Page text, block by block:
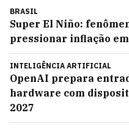
BRASIL
Super El Niño:
pressionar inflação em
INTELIGÊNCIA ARTIFICIAL
OpenAI prepara
hardware com
2027